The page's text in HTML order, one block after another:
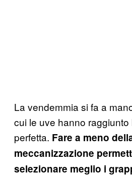
La vendemmia si fa a
cui le uve hanno
perfetta. Fare a meno
meccanizzazione
selezionare meglio i